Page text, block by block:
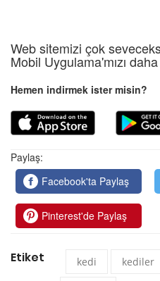
Web sitemizi çok
Mobil Uygulama'mızı
Hemen indirmek ister misin?
Paylaş:
Facebook'ta Paylaş
Pinterest'de Paylaş
Etiket kedi kediler